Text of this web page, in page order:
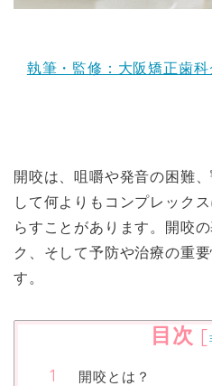
執筆・監修：大阪矯正歯
開咬は、咀嚼や発音の困難
して何よりもコンプレック
らすことがあります。開咬
ク、そして予防や治療の重
す。
目次 [
開咬とは？